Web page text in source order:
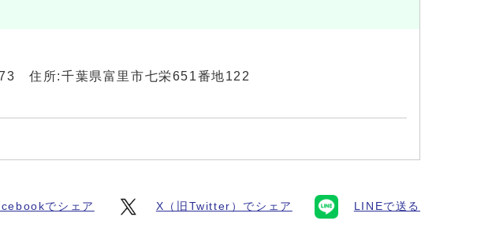
住所:千葉県富里市七栄651番地122
でシェア X（旧Twitter）でシェア LINEで送る